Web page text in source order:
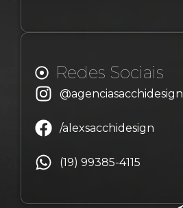
Redes Sociais
@agenciasacchidesign
/alexsacchidesign
(19) 99385-4115